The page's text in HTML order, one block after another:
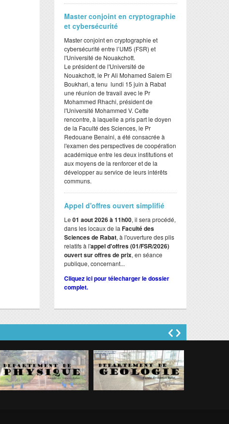
Master conjoint en cryptographie
et cybersécurité
Master conjoint en cryptographie et
cybersécurité entre l’UM5 (FSR) et
l'Université de Nouakchott.
Le président de l'Université de
Nouakchott, le Pr Ali Mohamed Salem El
Boukhari, a tenu lundi 15 juin à Rabat
une réunion de travail avec le Pr
Mohammed Rhachi, président de
l'Université Mohammed V. Cette
rencontre, à laquelle a pris part le doyen
de la Faculté des Sciences, le Pr
Redouane Benaini, a été consacrée à
l'examen des perspectives de coopération
académique entre les deux institutions et
aux moyens de la renforcer et de la
développer au service de leurs intérêts
communs.
Appel d'offres ouvert simplifié
Le 01 aout 2026 à 11h00, il sera procédé,
dans les locaux de la Faculté des
Sciences de Rabat, à l'ouverture des plis
relatifs à l'appel d'offres (01/FSR/2026)
ouvert sur offres de prix, en séance
publique, concernant...
Cliquez ici pour télecharger le dossier
complet.